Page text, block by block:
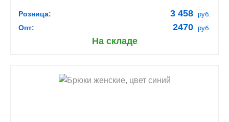
Розница: 3 458 руб.
Опт: 2470 руб.
На складе
shopping_cart В КОРЗИНУ